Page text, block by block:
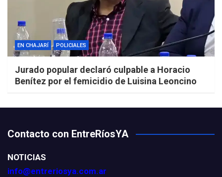
EN CHAJARÍ POLICIALES
Jurado popular declaró culpable a Horacio
Benítez por el femicidio de Luisina Leoncino
Contacto con EntreRíosYA
NOTICIAS
info@entreriosya.com.ar